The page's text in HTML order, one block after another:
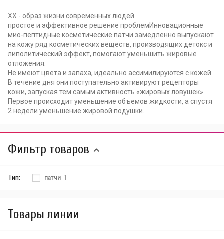
XX - образ жизни современных людей
простое и эффективное решение проблемИнновационные
мио-пептидные косметические патчи замедленно выпускают
на кожу ряд косметических веществ, производящих детокс и
липолитический эффект, помогают уменьшить жировые
отложения.
Не имеют цвета и запаха, идеально ассимилируются с кожей.
В течение дня они поступательно активируют рецепторы
кожи, запуская тем самым активность «жировых ловушек».
Первое происходит уменьшение объемов жидкости, а спустя
2 недели уменьшение жировой подушки.
Фильтр товаров
Тип: патчи 1
Товары линии